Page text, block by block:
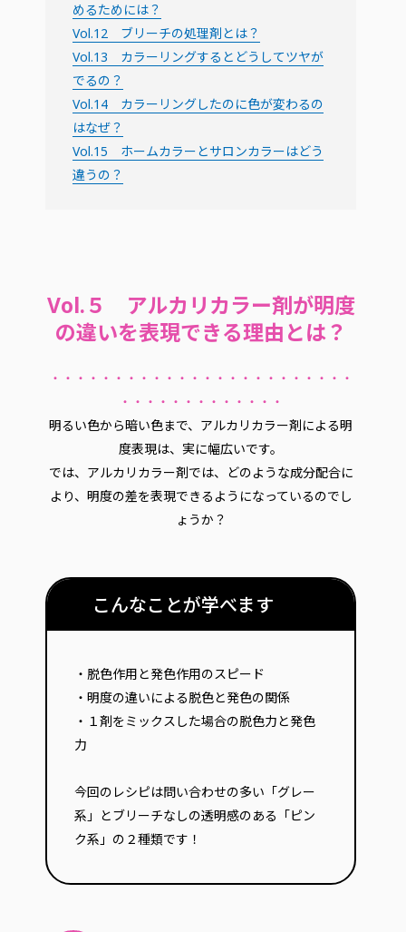
めるためには？
Vol.12 ブリーチの処理剤とは？
Vol.13 カラーリングするとどうしてツヤが
でるの？
Vol.14 カラーリングしたのに色が変わるの
はなぜ？
Vol.15 ホームカラーとサロンカラーはどう
違うの？
Vol.５ アルカリカラー剤が明度
の違いを表現できる理由とは？
・・・・・・・・・・・・・・・・・・・・・・・・
・・・・・・・・・・・・・
明るい色から暗い色まで、アルカリカラー剤による明
度表現は、実に幅広いです。
では、アルカリカラー剤では、どのような成分配合に
より、明度の差を表現できるようになっているのでし
ょうか？
こんなことが学べます
・脱色作用と発色作用のスピード
・明度の違いによる脱色と発色の関係
・１剤をミックスした場合の脱色力と発色
力
今回のレシピは問い合わせの多い「グレー
系」とブリーチなしの透明感のある「ピン
ク系」の２種類です！